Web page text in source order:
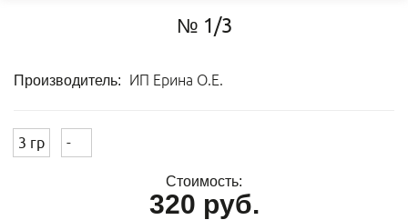
№ 1/3
№ 1/3
Производитель: ИП Ерина О.Е.
3 гр -
Стоимость:
320 руб.